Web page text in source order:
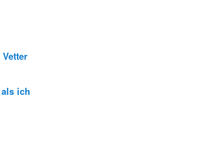
ich